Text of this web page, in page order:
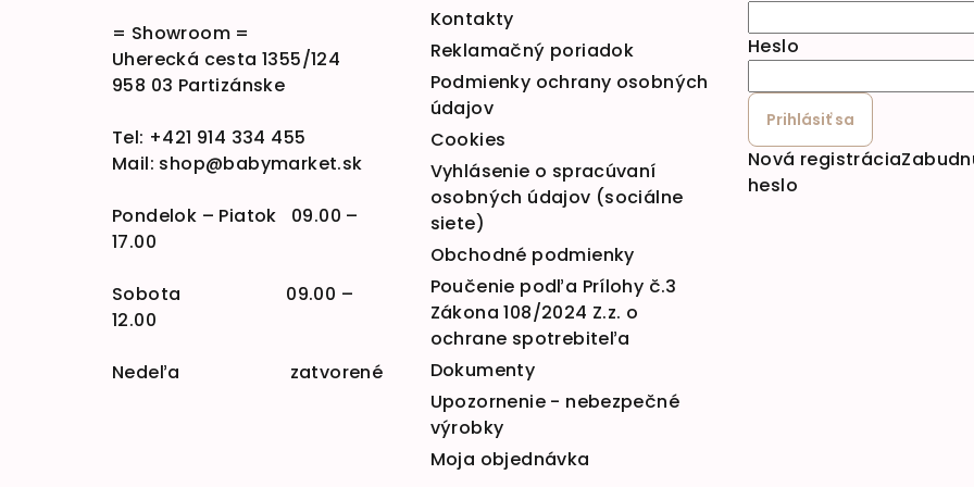
= Showroom =
Uherecká cesta 1355/124
958 03 Partizánske
Tel: +421 914 334 455
Mail: shop@babymarket.sk
Pondelok – Piatok 09.00 –
17.00
Sobota 09.00 –
12.00
Nedeľa zatvorené
Kontakty
Reklamačný poriadok
Podmienky ochrany osobných
údajov
Cookies
Vyhlásenie o spracúvaní
osobných údajov (sociálne
siete)
Obchodné podmienky
Poučenie podľa Prílohy č.3
Zákona 108/2024 Z.z. o
ochrane spotrebiteľa
Dokumenty
Upozornenie - nebezpečné
výrobky
Moja objednávka
Heslo
Prihlásiť sa
Nová registrácia
heslo